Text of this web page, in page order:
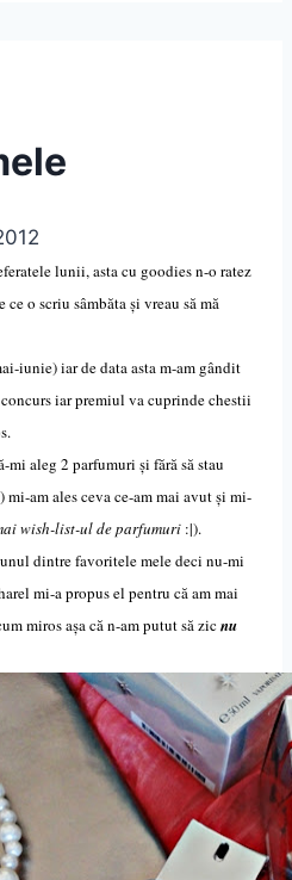
lunii, asta cu goodies n-o ratez
o scriu sâmbăta și vreau să mă
iunie) iar de data asta m-am gândit
iar premiul va cuprinde chestii
mi aleg 2 parfumuri și fără să stau
) mi-am ales ceva ce-am mai avut și mi-
wish-list-ul de parfumuri :|).
dintre favoritele mele deci nu-mi
mi-a propus el pentru că am mai
miros așa că n-am putut să zicnu